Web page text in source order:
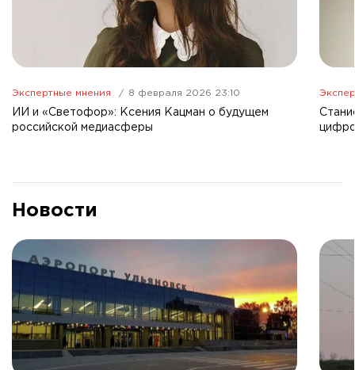
Экспертные мнения 8 февраля 2026 23:10
ИИ и «Светофор»: Ксения Кацман о будущем
российской медиасферы
Новости